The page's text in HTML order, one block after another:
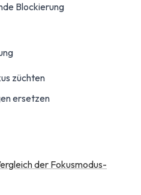
Blockierung
züchten
ersetzen
der Fokusmodus-